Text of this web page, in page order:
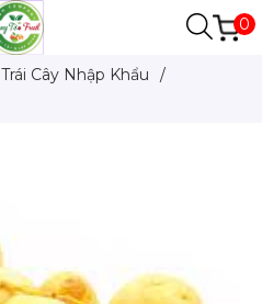
0
Trái Cây Nhập Khẩu
/